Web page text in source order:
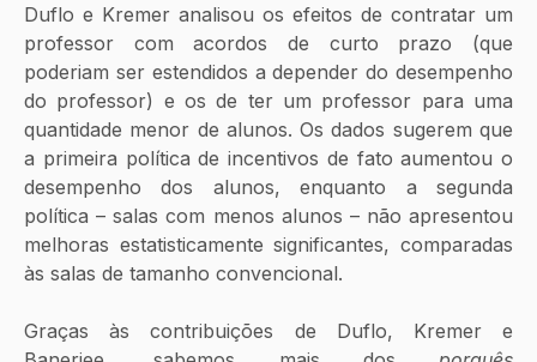
Duflo e Kremer analisou os efeitos de contratar um
professor com acordos de curto prazo (que
poderiam ser estendidos a depender do desempenho
do professor) e os de ter um professor para uma
quantidade menor de alunos. Os dados sugerem que
a primeira política de incentivos de fato aumentou o
desempenho dos alunos, enquanto a segunda
política – salas com menos alunos – não apresentou
melhoras estatisticamente significantes, comparadas
às salas de tamanho convencional.
Graças às contribuições de Duflo, Kremer e